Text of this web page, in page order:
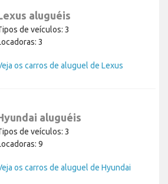
aluguéis
de veículos: 3
3
os carros de aluguel de Lexus
aluguéis
de veículos: 3
9
os carros de aluguel de Hyundai